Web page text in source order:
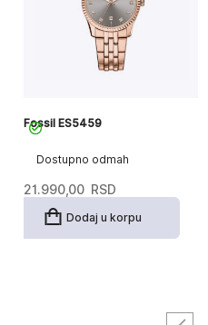
Dostupno odmah
Fossil ES5459
21.990,00 RSD
Dodaj u korpu